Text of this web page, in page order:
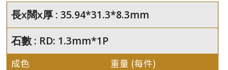
長x闊x厚 : 35.94*31.3*8.3mm
石數 : RD: 1.3mm*1P
成色 重量 (每件)